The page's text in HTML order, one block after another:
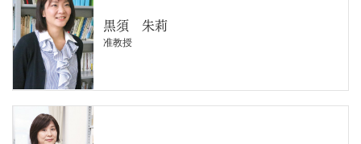
黒須 朱莉
准教授